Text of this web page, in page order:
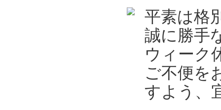
平素は格
誠に勝手
ウィーク
ご不便を
すよう、